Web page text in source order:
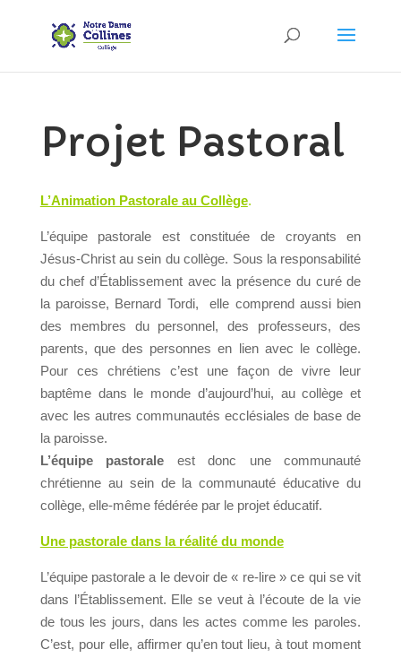
Projet Pastoral
L’Animation Pastorale au Collège.
L’équipe pastorale est constituée de croyants en
Jésus-Christ au sein du collège. Sous la responsabilité
du chef d’Établissement avec la présence du curé de
la paroisse, Bernard Tordi, elle comprend aussi bien
des membres du personnel, des professeurs, des
parents, que des personnes en lien avec le collège.
Pour ces chrétiens c’est une façon de vivre leur
baptême dans le monde d’aujourd’hui, au collège et
avec les autres communautés ecclésiales de base de
la paroisse.
L’équipe pastorale est donc une communauté
chrétienne au sein de la communauté éducative du
collège, elle-même fédérée par le projet éducatif.
Une pastorale dans la réalité du monde
L’équipe pastorale a le devoir de « re-lire » ce qui se vit
dans l’Établissement. Elle se veut à l’écoute de la vie
de tous les jours, dans les actes comme les paroles.
C’est, pour elle, affirmer qu’en tout lieu, à tout moment